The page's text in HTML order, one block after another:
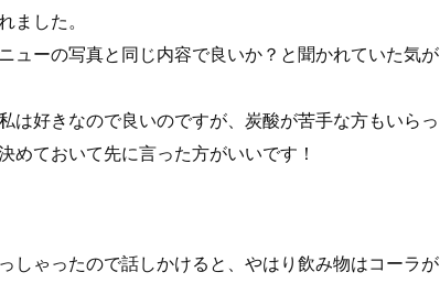
ました。
ューの写真と同じ内容で良いか？と聞かれていた気が
は好きなので良いのですが、炭酸が苦手な方もいらっ
めておいて先に言った方がいいです！
しゃったので話しかけると、やはり飲み物はコーラが